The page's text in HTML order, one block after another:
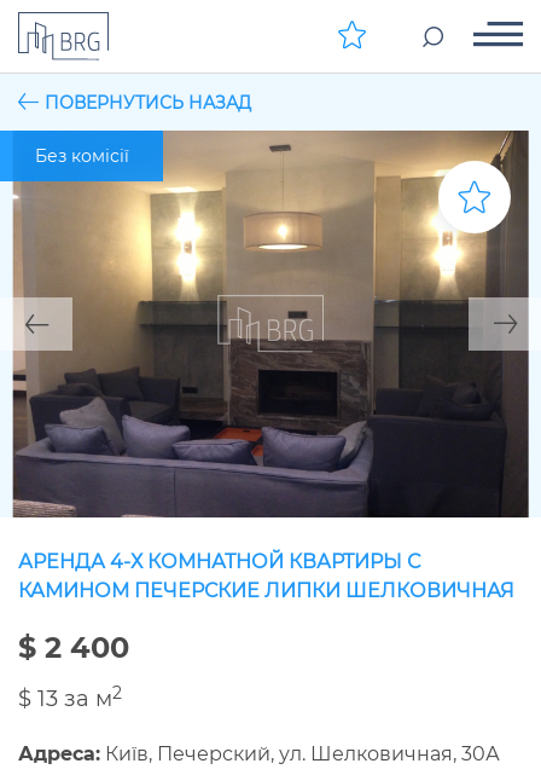
ПОВЕРНУТИСЬ НАЗАД
Без комісії
АРЕНДА 4-Х КОМНАТНОЙ КВАРТИРЫ С
КАМИНОМ ПЕЧЕРСКИЕ ЛИПКИ ШЕЛКОВИЧНАЯ
$ 2 400
$ 13 за м2
Адреса: Київ, Печерский, ул. Шелковичная, 30А